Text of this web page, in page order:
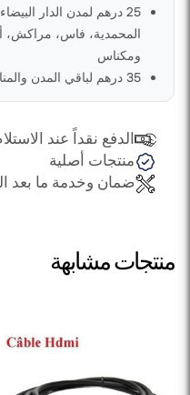
25 درهم لمدن الدار
المحمدية، فاس، مراكش،
ومكناس
35 درهم لباقي المدن والمناطق في المغرب
الدفع نقداً عند
منتجات أصلية
ضمان وخدمة ما بعد
منتجات مشابهة